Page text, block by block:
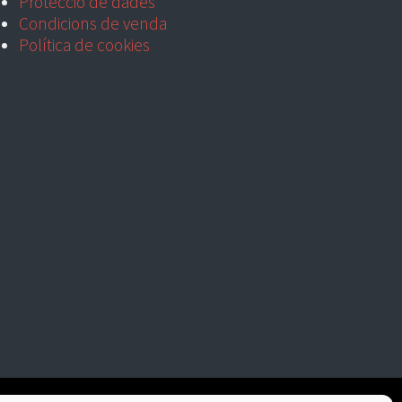
Condicions de venda
Política de cookies